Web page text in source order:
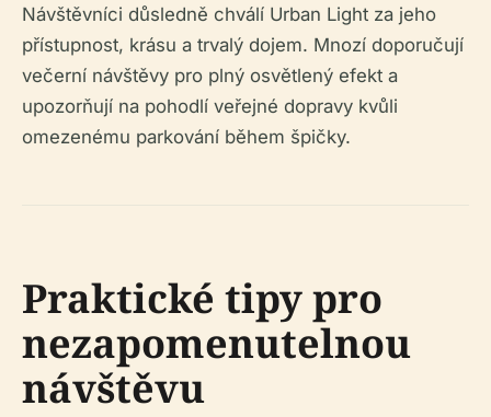
Návštěvníci důsledně chválí Urban Light za jeho
přístupnost, krásu a trvalý dojem. Mnozí doporučují
večerní návštěvy pro plný osvětlený efekt a
upozorňují na pohodlí veřejné dopravy kvůli
omezenému parkování během špičky.
Praktické tipy pro
nezapomenutelnou
návštěvu